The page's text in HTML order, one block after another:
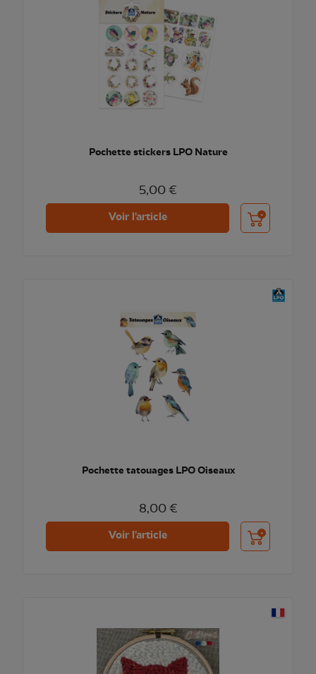
Pochette stickers LPO Nature
5,00 €
Voir l'article Ajouter au
Pochette tatouages LPO Oiseaux
8,00 €
Voir l'article Ajouter au